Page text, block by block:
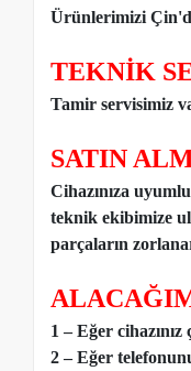
Ürünlerimizi
TEKNİK
Tamir servisimiz
SATIN
Cihazınıza
teknik ekibimize
parçaların
1 – Eğer
2 – Eğer